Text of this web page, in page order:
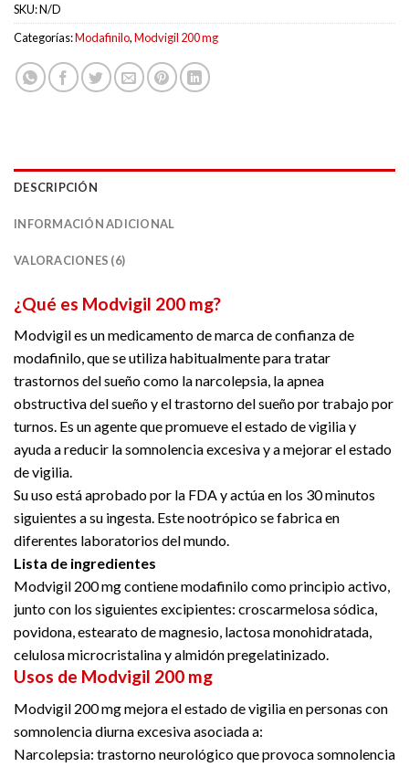
SKU:N/D
Categorías:Modafinilo,Modvigil 200 mg
DESCRIPCIÓN
INFORMACIÓN ADICIONAL
VALORACIONES (6)
¿Qué es Modvigil 200 mg?
Modvigil es un medicamento de marca de confianza de
modafinilo, que se utiliza habitualmente para tratar
trastornos del sueño como la narcolepsia, la apnea
obstructiva del sueño y el trastorno del sueño por trabajo por
turnos. Es un agente que promueve el estado de vigilia y
ayuda a reducir la somnolencia excesiva y a mejorar el estado
de vigilia.
Su uso está aprobado por la FDA y actúa en los 30 minutos
siguientes a su ingesta. Este nootrópico se fabrica en
diferentes laboratorios del mundo.
Lista de ingredientes
Modvigil 200 mg contiene modafinilo como principio activo,
junto con los siguientes excipientes: croscarmelosa sódica,
povidona, estearato de magnesio, lactosa monohidratada,
celulosa microcristalina y almidón pregelatinizado.
Usos de Modvigil 200 mg
Modvigil 200 mg mejora el estado de vigilia en personas con
somnolencia diurna excesiva asociada a:
Narcolepsia: trastorno neurológico que provoca somnolencia